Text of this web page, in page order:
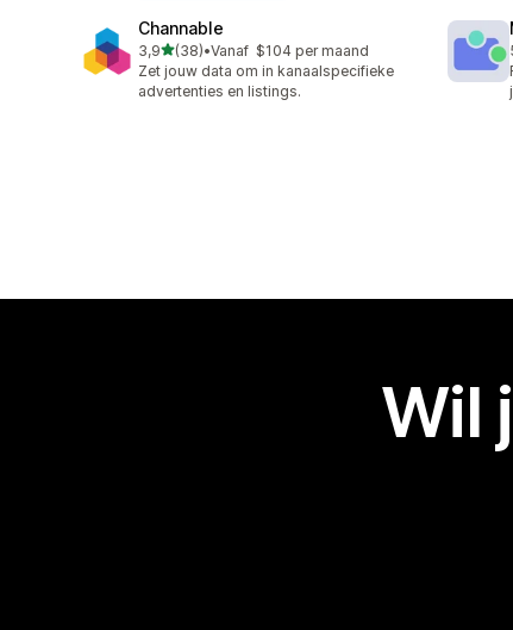
Channable
3,9van 5 sterren
(38)
38 recensies in totaal
•Vanaf $104 per maand
Zet jouw data om in kanaalspecifieke
advertenties en listings.
Wil